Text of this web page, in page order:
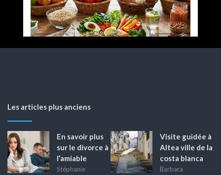
Les articles plus anciens
En savoir plus
sur le divorce à
l’amiable
Stéphanie
Visite guidée à
Altea ville de la
costa blanca
Barbara